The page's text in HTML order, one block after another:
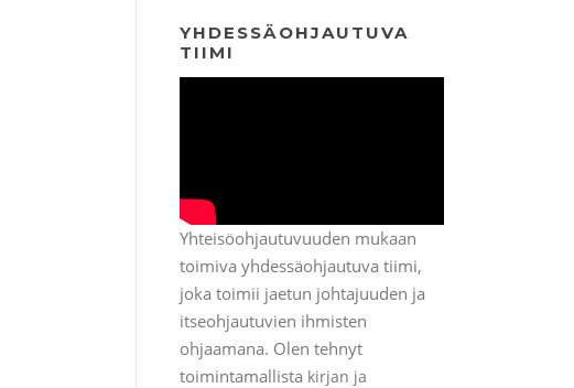
YHDESSÄOHJAUTUVA
TIIMI
Yhteisöohjautuvuuden mukaan
toimiva yhdessäohjautuva tiimi,
joka toimii jaetun johtajuuden ja
itseohjautuvien ihmisten
ohjaamana. Olen tehnyt
toimintamallista kirjan ja